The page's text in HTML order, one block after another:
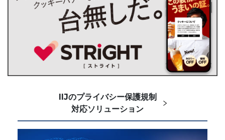
IIJのプライバシー保護規制
対応ソリューション